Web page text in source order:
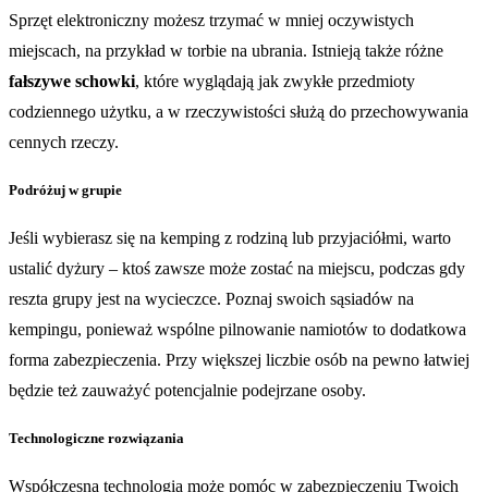
Sprzęt elektroniczny możesz trzymać w mniej oczywistych
miejscach, na przykład w torbie na ubrania. Istnieją także różne
fałszywe schowki, które wyglądają jak zwykłe przedmioty
codziennego użytku, a w rzeczywistości służą do przechowywania
cennych rzeczy.
Podróżuj w grupie
Jeśli wybierasz się na kemping z rodziną lub przyjaciółmi, warto
ustalić dyżury – ktoś zawsze może zostać na miejscu, podczas gdy
reszta grupy jest na wycieczce. Poznaj swoich sąsiadów na
kempingu, ponieważ wspólne pilnowanie namiotów to dodatkowa
forma zabezpieczenia. Przy większej liczbie osób na pewno łatwiej
będzie też zauważyć potencjalnie podejrzane osoby.
Technologiczne rozwiązania
Współczesna technologia może pomóc w zabezpieczeniu Twoich